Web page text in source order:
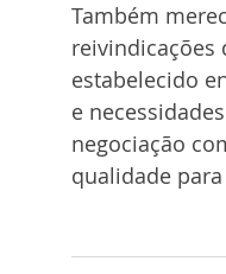
Também
reivindicações
estabelecido
e
negociação
qualidade